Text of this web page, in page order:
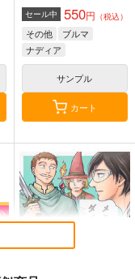
セール中 550円 （税込）
その他
ブルマ
ナディア
サンプル
カート